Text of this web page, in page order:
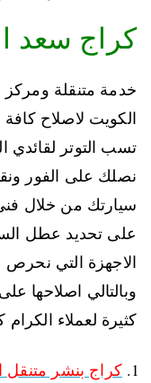
كراج سعد
خدمة متنقلة
الكويت لاصلاح
تسب التوتر لقائدي
نصلك على الفور
سيارتك من خلال
على تحديد عطل
الاجهزة التي
وبالتالي اصلاحها
كثيرة لعملاء الكرام
كراج بنشر متنقل